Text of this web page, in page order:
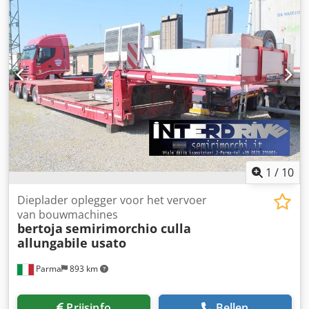
blauw
ABS
, De Angelis
verlengbare kuiltrailer, bouwjaar 1995, laadvermogen tot
37 ton, 3 assen met luchtvering, ABS, 2e en 3e as zijn
gestuurd, uitschuifbaar chassis met extra middelste
uitschuif van 3,50 m, gesloten kuil van 5,0 m,
bodemvrijheid 44 cm, afneembare spatkap boven de
assen, handmatige oprijrampen achter, in goede staat,
DEALER INTERDRIVE SRL-PARMA. Crjdpfx Agswa T T Rodof
1 / 10
Parma 893 km
Dieplader oplegger voor het vervoer
van bouwmachines
bertoja semirimorchio culla
allungabile usato